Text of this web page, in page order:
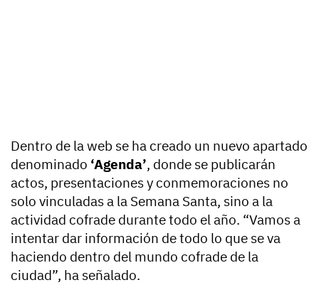
Dentro de la web se ha creado un nuevo apartado
denominado ‘Agenda’, donde se publicarán
actos, presentaciones y conmemoraciones no
solo vinculadas a la Semana Santa, sino a la
actividad cofrade durante todo el año. “Vamos a
intentar dar información de todo lo que se va
haciendo dentro del mundo cofrade de la
ciudad”, ha señalado.